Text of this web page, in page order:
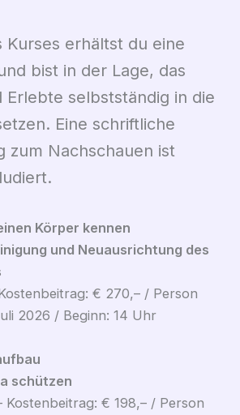
Kurses erhältst du eine
bist in der Lage, das
Erlebte selbstständig in die
Eine schriftliche
zum Nachschauen ist
Körper kennen
und Neuausrichtung des
€ 270,– / Person
2026 / Beginn: 14 Uhr
schützen
Kostenbeitrag: € 198,– / Person